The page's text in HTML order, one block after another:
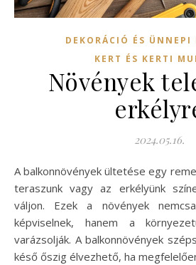
DEKORÁCIÓ ÉS ÜNNEPI
KERT ÉS KERTI
Növények
2024.05.16.
A balkonnövények ültetése egy remek módja annak, hogy a
teraszunk vagy az erkélyünk
váljon. Ezek a növények
képviselnek, hanem a
varázsolják. A balkonnövények
késő őszig élvezhető, ha